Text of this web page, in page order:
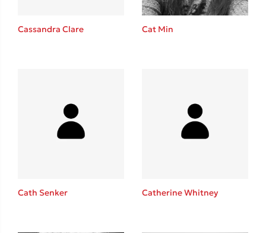
Δανάη Δεληγεώργη
Cassandra Clare Cat Min
Cath Senker Catherine Whitney